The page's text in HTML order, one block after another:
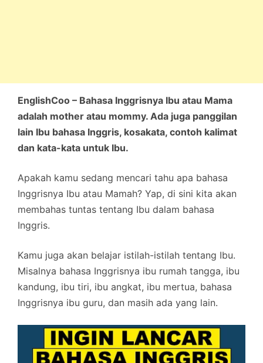
EnglishCoo – Bahasa Inggrisnya Ibu atau Mama
adalah mother atau mommy. Ada juga panggilan
lain Ibu bahasa Inggris, kosakata, contoh kalimat
dan kata-kata untuk Ibu.
Apakah kamu sedang mencari tahu apa bahasa
Inggrisnya Ibu atau Mamah? Yap, di sini kita akan
membahas tuntas tentang Ibu dalam bahasa
Inggris.
Kamu juga akan belajar istilah-istilah tentang Ibu.
Misalnya bahasa Inggrisnya ibu rumah tangga, ibu
kandung, ibu tiri, ibu angkat, ibu mertua, bahasa
Inggrisnya ibu guru, dan masih ada yang lain.